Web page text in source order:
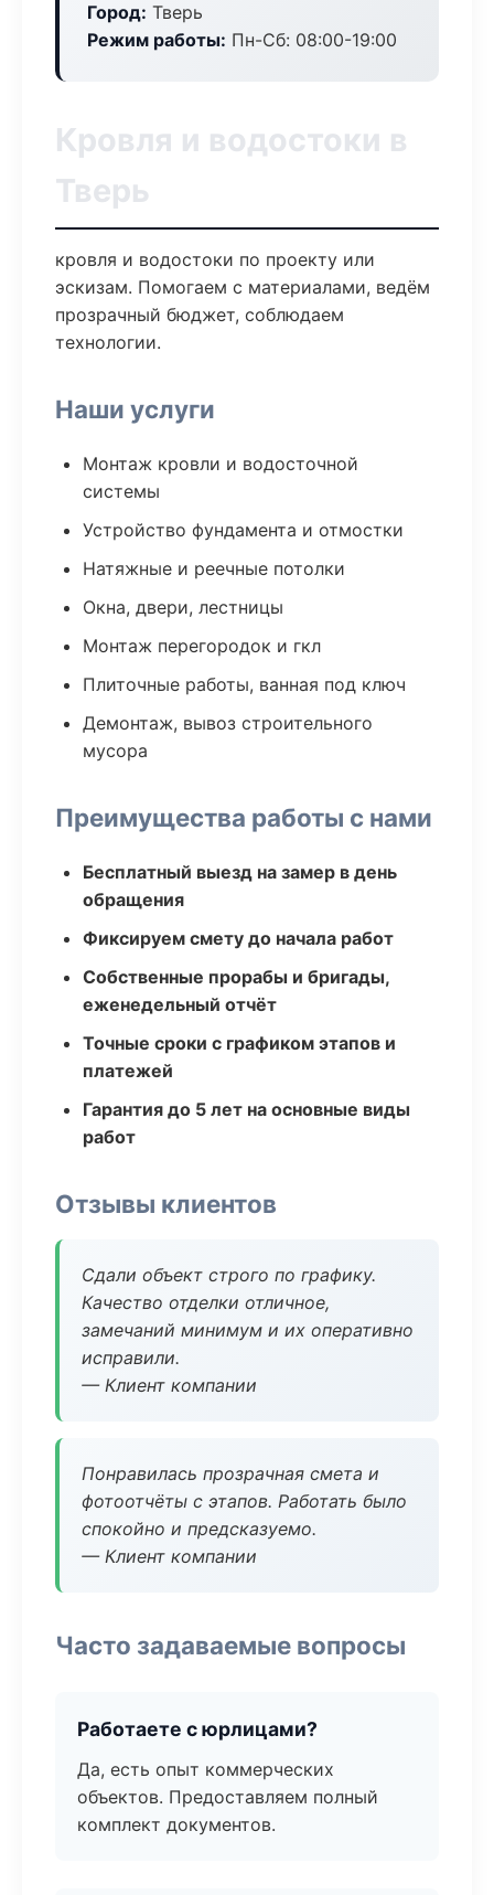
Город: Тверь
Режим работы: Пн-Сб: 08:00-19:00
Кровля и водостоки в
Тверь
кровля и водостоки по проекту или
эскизам. Помогаем с материалами, ведём
прозрачный бюджет, соблюдаем
технологии.
Наши услуги
Монтаж кровли и водосточной
системы
Устройство фундамента и отмостки
Натяжные и реечные потолки
Окна, двери, лестницы
Монтаж перегородок и гкл
Плиточные работы, ванная под ключ
Демонтаж, вывоз строительного
мусора
Преимущества работы с нами
Бесплатный выезд на замер в день
обращения
Фиксируем смету до начала работ
Собственные прорабы и бригады,
еженедельный отчёт
Точные сроки с графиком этапов и
платежей
Гарантия до 5 лет на основные виды
работ
Отзывы клиентов
Сдали объект строго по графику.
Качество отделки отличное,
замечаний минимум и их оперативно
исправили.
— Клиент компании
Понравилась прозрачная смета и
фотоотчёты с этапов. Работать было
спокойно и предсказуемо.
— Клиент компании
Часто задаваемые вопросы
Работаете с юрлицами?
Да, есть опыт коммерческих
объектов. Предоставляем полный
комплект документов.